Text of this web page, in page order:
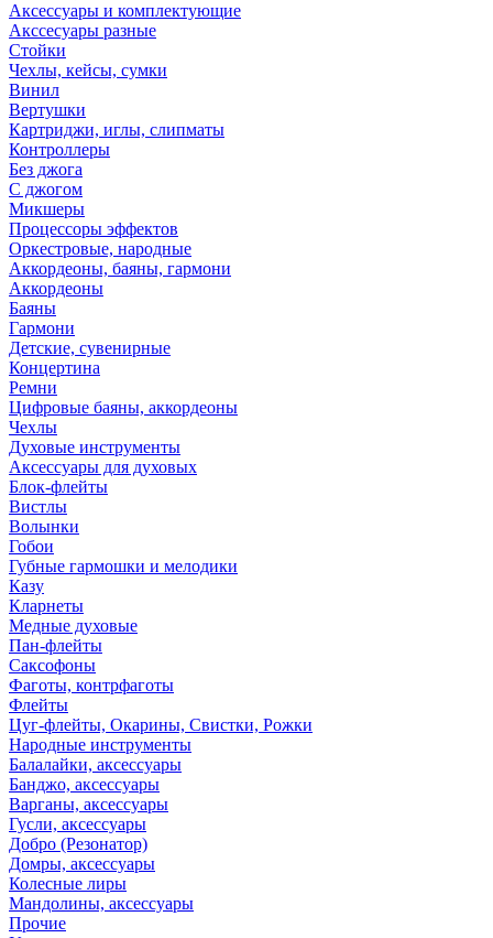
Аксессуары и комплектующие
Акссесуары разные
Стойки
Чехлы, кейсы, сумки
Винил
Вертушки
Картриджи, иглы, слипматы
Контроллеры
Без джога
С джогом
Микшеры
Процессоры эффектов
Оркестровые, народные
Аккордеоны, баяны, гармони
Аккордеоны
Баяны
Гармони
Детские, сувенирные
Концертина
Ремни
Цифровые баяны, аккордеоны
Чехлы
Духовые инструменты
Аксессуары для духовых
Блок-флейты
Вистлы
Волынки
Гобои
Губные гармошки и мелодики
Казу
Кларнеты
Медные духовые
Пан-флейты
Саксофоны
Фаготы, контрфаготы
Флейты
Цуг-флейты, Окарины, Свистки, Рожки
Народные инструменты
Балалайки, аксессуары
Банджо, аксессуары
Варганы, аксессуары
Гусли, аксессуары
Добро (Резонатор)
Домры, аксессуары
Колесные лиры
Мандолины, аксессуары
Прочие